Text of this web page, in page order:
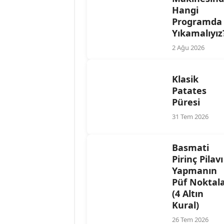
Hangi
Programda
2 Ağu 2026
Klasik
Patates
Püresi
31 Tem 2026
Basmati
Pirinç Pilavı
Yapmanın
Püf
(4 Altın
Kural)
26 Tem 2026